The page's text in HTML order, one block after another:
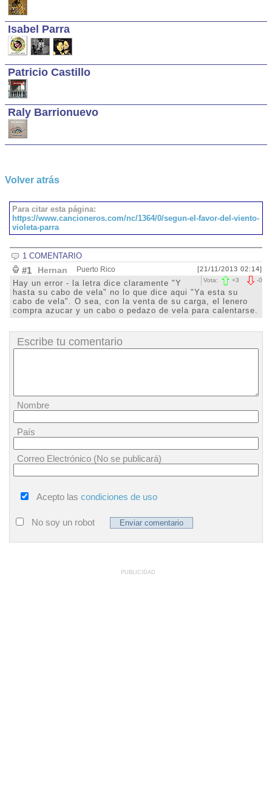
Isabel Parra
Patricio Castillo
Raly Barrionuevo
Volver atrás
Para citar esta página:
https://www.cancioneros.com/nc/1364/0/segun-el-favor-del-viento-
violeta-parra
1 COMENTARIO
#1 Hernan Puerto Rico [21/11/2013 02:14]
-0
Vota: +3
Hay un error - la letra dice claramente "Y
hasta su cabo de vela" no lo que dice aqui "Ya esta su
cabo de vela". O sea, con la venta de su carga, el lenero
compra azucar y un cabo o pedazo de vela para calentarse.
Escribe tu comentario
Nombre
País
Correo Electrónico (No se publicará)
Acepto las condiciones de uso
No soy un robot
PUBLICIDAD